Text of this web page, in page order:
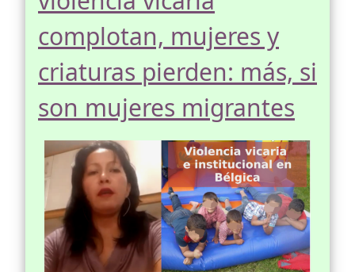
complotan, mujeres y
criaturas pierden: más, si
son mujeres migrantes